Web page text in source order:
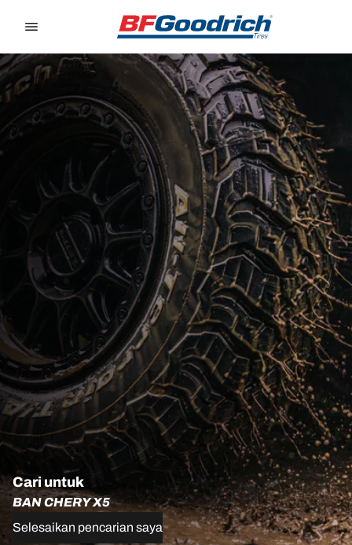
Cari untuk
BAN CHERY X5
Selesaikan pencarian saya